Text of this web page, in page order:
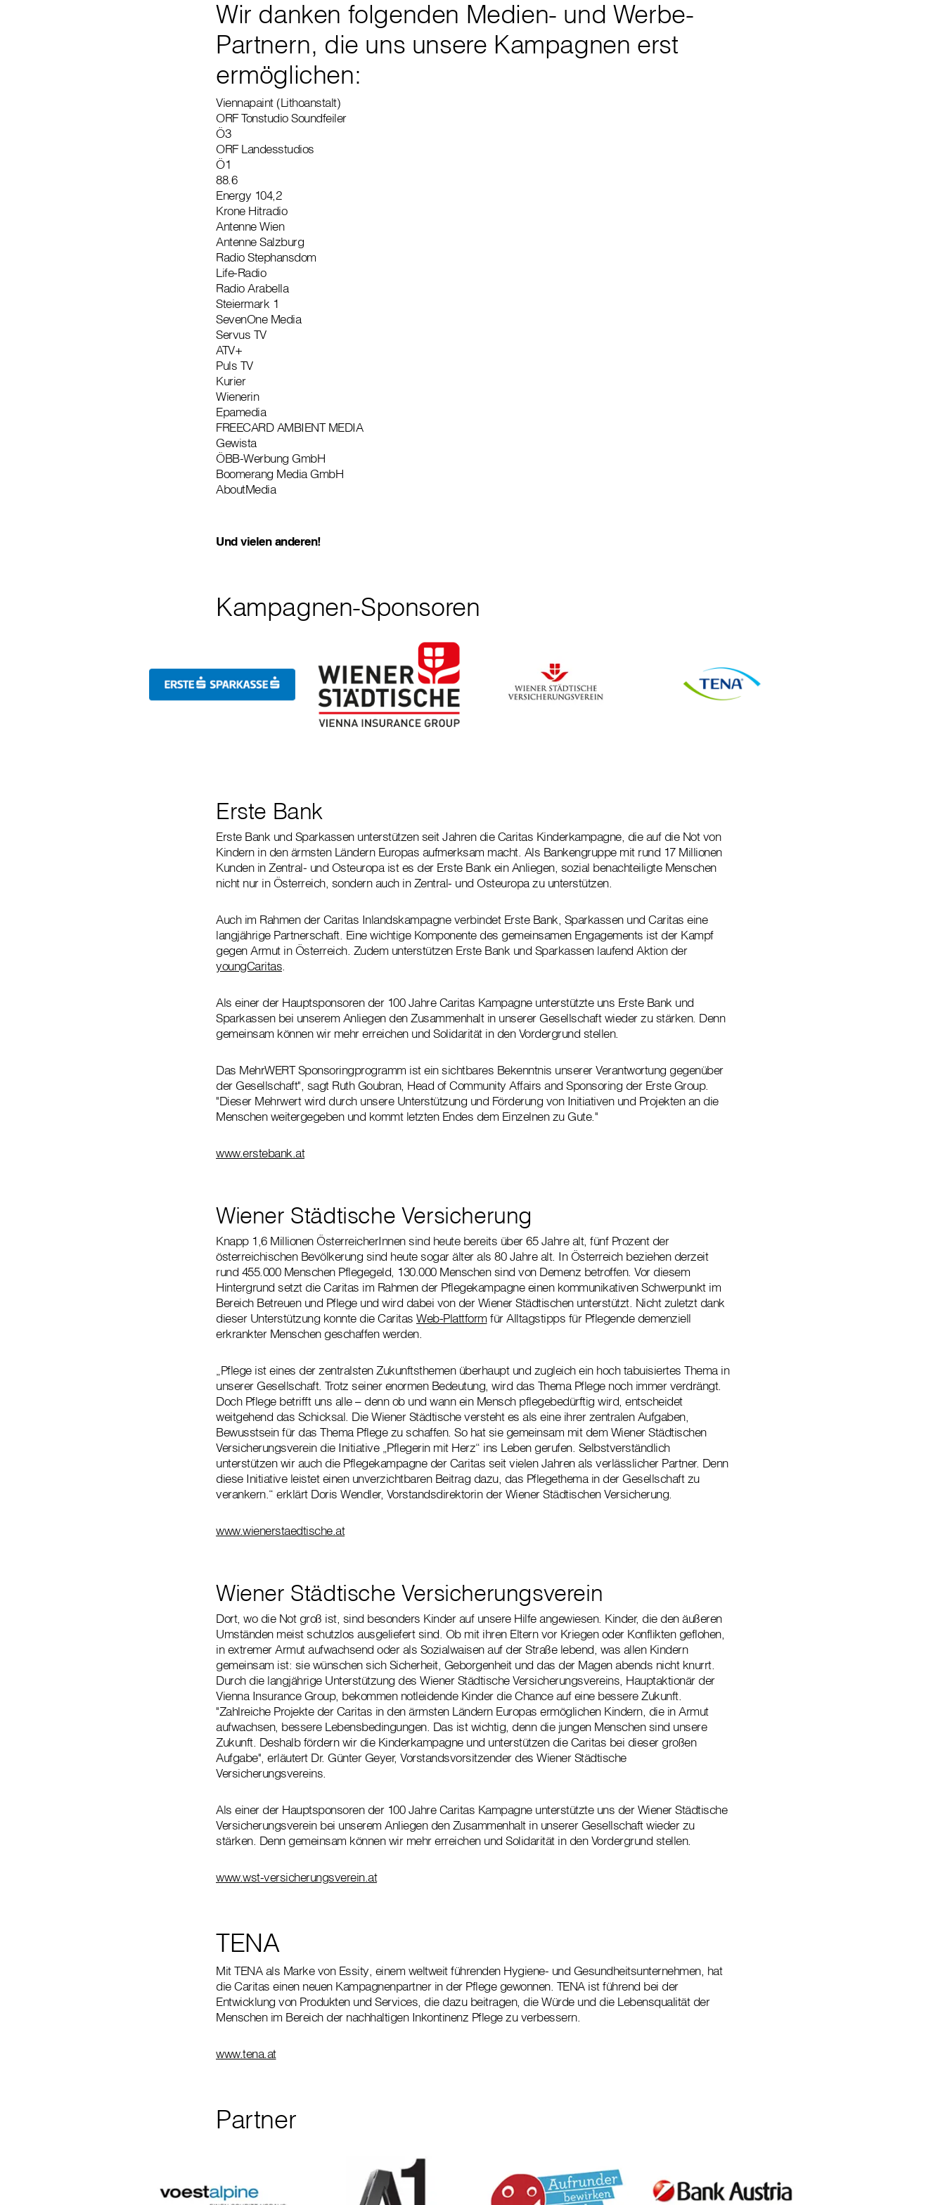
Wir danken folgenden Medien- und Werbe-
Partnern, die uns unsere Kampagnen erst
ermöglichen:
Viennapaint (Lithoanstalt)
ORF Tonstudio Soundfeiler
Ö3
ORF Landesstudios
Ö1
88.6
Energy 104,2
Krone Hitradio
Antenne Wien
Antenne Salzburg
Radio Stephansdom
Life-Radio
Radio Arabella
Steiermark 1
SevenOne Media
Servus TV
ATV+
Puls TV
Kurier
Wienerin
Epamedia
FREECARD AMBIENT MEDIA
Gewista
ÖBB-Werbung GmbH
Boomerang Media GmbH
AboutMedia
Und vielen anderen!
Kampagnen-Sponsoren
Erste Bank
Erste Bank und Sparkassen unterstützen seit Jahren die Caritas Kinderkampagne, die auf die Not von
Kindern in den ärmsten Ländern Europas aufmerksam macht. Als Bankengruppe mit rund 17 Millionen
Kunden in Zentral- und Osteuropa ist es der Erste Bank ein Anliegen, sozial benachteiligte Menschen
nicht nur in Österreich, sondern auch in Zentral- und Osteuropa zu unterstützen.
Auch im Rahmen der Caritas Inlandskampagne verbindet Erste Bank, Sparkassen und Caritas eine
langjährige Partnerschaft. Eine wichtige Komponente des gemeinsamen Engagements ist der Kampf
gegen Armut in Österreich. Zudem unterstützen Erste Bank und Sparkassen laufend Aktion der
youngCaritas
Als einer der Hauptsponsoren der 100 Jahre Caritas Kampagne unterstützte uns Erste Bank und
Sparkassen bei unserem Anliegen den Zusammenhalt in unserer Gesellschaft wieder zu stärken. Denn
gemeinsam können wir mehr erreichen und Solidarität in den Vordergrund stellen.
Das MehrWERT Sponsoringprogramm ist ein sichtbares Bekenntnis unserer Verantwortung gegenüber
der Gesellschaft", sagt Ruth Goubran, Head of Community Affairs and Sponsoring der Erste Group.
"Dieser Mehrwert wird durch unsere Unterstützung und Förderung von Initiativen und Projekten an die
Menschen weitergegeben und kommt letzten Endes dem Einzelnen zu Gute."
www.erstebank.at
Wiener Städtische Versicherung
Knapp 1,6 Millionen ÖsterreicherInnen sind heute bereits über 65 Jahre alt, fünf Prozent der
österreichischen Bevölkerung sind heute sogar älter als 80 Jahre alt. In Österreich beziehen derzeit
rund 455.000 Menschen Pflegegeld, 130.000 Menschen sind von Demenz betroffen. Vor diesem
Hintergrund setzt die Caritas im Rahmen der Pflegekampagne einen kommunikativen Schwerpunkt im
Bereich Betreuen und Pflege und wird dabei von der Wiener Städtischen unterstützt. Nicht zuletzt dank
dieser Unterstützung konnte die Caritas Web-Plattform für Alltagstipps für Pflegende demenziell
erkrankter Menschen geschaffen werden.
„Pflege ist eines der zentralsten Zukunftsthemen überhaupt und zugleich ein hoch tabuisiertes Thema in
unserer Gesellschaft. Trotz seiner enormen Bedeutung, wird das Thema Pflege noch immer verdrängt.
Doch Pflege betrifft uns alle – denn ob und wann ein Mensch pflegebedürftig wird, entscheidet
weitgehend das Schicksal. Die Wiener Städtische versteht es als eine ihrer zentralen Aufgaben,
Bewusstsein für das Thema Pflege zu schaffen. So hat sie gemeinsam mit dem Wiener Städtischen
Versicherungsverein die Initiative „Pflegerin mit Herz“ ins Leben gerufen. Selbstverständlich
unterstützen wir auch die Pflegekampagne der Caritas seit vielen Jahren als verlässlicher Partner. Denn
diese Initiative leistet einen unverzichtbaren Beitrag dazu, das Pflegethema in der Gesellschaft zu
verankern.“ erklärt Doris Wendler, Vorstandsdirektorin der Wiener Städtischen Versicherung.
www.wienerstaedtische.at
Wiener Städtische Versicherungsverein
Dort, wo die Not groß ist, sind besonders Kinder auf unsere Hilfe angewiesen. Kinder, die den äußeren
Umständen meist schutzlos ausgeliefert sind. Ob mit ihren Eltern vor Kriegen oder Konflikten geflohen,
in extremer Armut aufwachsend oder als Sozialwaisen auf der Straße lebend, was allen Kindern
gemeinsam ist: sie wünschen sich Sicherheit, Geborgenheit und das der Magen abends nicht knurrt.
Durch die langjährige Unterstützung des Wiener Städtische Versicherungsvereins, Hauptaktionär der
Vienna Insurance Group, bekommen notleidende Kinder die Chance auf eine bessere Zukunft.
"Zahlreiche Projekte der Caritas in den ärmsten Ländern Europas ermöglichen Kindern, die in Armut
aufwachsen, bessere Lebensbedingungen. Das ist wichtig, denn die jungen Menschen sind unsere
Zukunft. Deshalb fördern wir die Kinderkampagne und unterstützen die Caritas bei dieser großen
Aufgabe", erläutert Dr. Günter Geyer, Vorstandsvorsitzender des Wiener Städtische
Versicherungsvereins.
Als einer der Hauptsponsoren der 100 Jahre Caritas Kampagne unterstützte uns der Wiener Städtische
Versicherungsverein bei unserem Anliegen den Zusammenhalt in unserer Gesellschaft wieder zu
stärken. Denn gemeinsam können wir mehr erreichen und Solidarität in den Vordergrund stellen.
www.wst-versicherungsverein.at
TENA
Mit TENA als Marke von Essity, einem weltweit führenden Hygiene- und Gesundheitsunternehmen, hat
die Caritas einen neuen Kampagnenpartner in der Pflege gewonnen. TENA ist führend bei der
Entwicklung von Produkten und Services, die dazu beitragen, die Würde und die Lebensqualität der
Menschen im Bereich der nachhaltigen Inkontinenz Pflege zu verbessern.
www.tena.at
Partner